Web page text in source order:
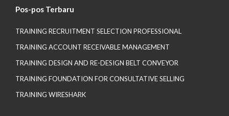
Pos-pos Terbaru
TRAINING RECRUITMENT SELECTION PROFESSIONAL
TRAINING ACCOUNT RECEIVABLE MANAGEMENT
TRAINING DESIGN AND RE-DESIGN BELT CONVEYOR
TRAINING FOUNDATION FOR CONSULTATIVE SELLING
TRAINING WIRESHARK